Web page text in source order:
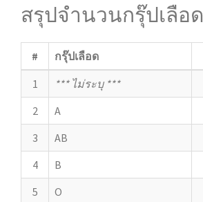
g
i
n
สรุปจำนวนกรุ๊ปเลือด
# กรุ๊ปเลือด
1
*** ไม่ระบุ ***
2
A
3
AB
4
B
5
O